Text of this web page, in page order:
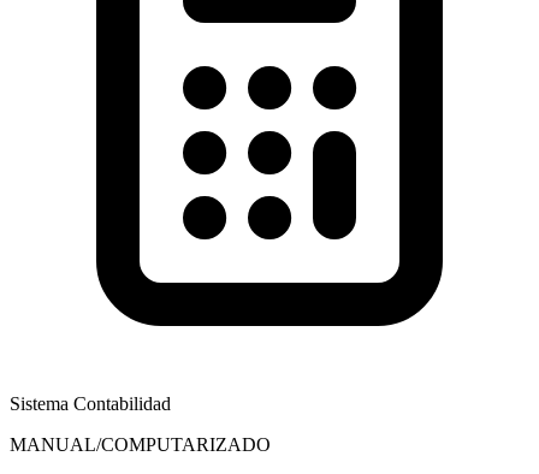
Sistema Contabilidad
MANUAL/COMPUTARIZADO